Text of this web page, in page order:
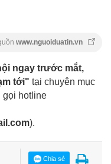
www.nguoiduatin.vn
ngay trước mắt,
tới" tại chuyên mục
gọi hotline
).
Chia sẻ